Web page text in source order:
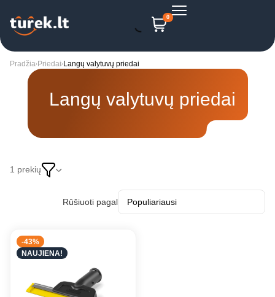
0
Pradžia Priedai Langų valytuvų priedai
Langų valytuvų priedai
1 prekių
Rūšiuoti pagal
-43%
NAUJIENA!